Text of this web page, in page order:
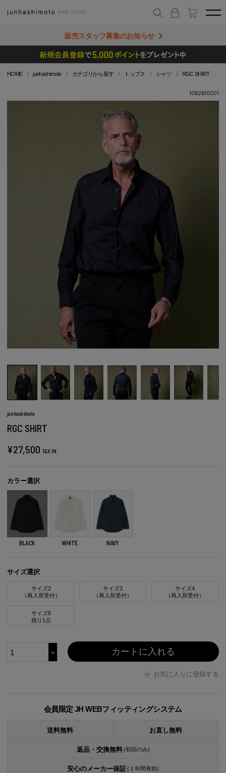
販売スタッフ募集のお知らせ
HOME junhashimoto カテゴリから探す トップス シャツ RGC SHIRT
1062610001
junhashimoto
RGC SHIRT
¥27,500 TAX IN
カラー選択
BLACK WHITE NAVY
サイズ選択
サイズ2
（再入荷受付）
サイズ3
（再入荷受付）
サイズ4
（再入荷受付）
サイズ5
残り1点
お気に入りに登録する
カートに入れる
会員限定 JH WEBフィッティングシステム
送料無料 お直し無料
返品・交換無料 (初回のみ)
安心のメーカー保証(１年間有効)